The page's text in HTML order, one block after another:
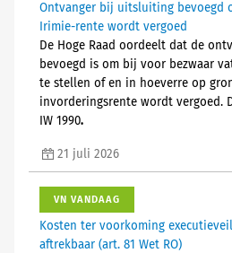
Ontvanger bij uitsluiting bevoegd
Irimie-rente wordt vergoed
De Hoge Raad oordeelt dat de
bevoegd is om bij voor bezwaar
te stellen of en in hoeverre op
invorderingsrente wordt vergoed.
IW 1990.
21 juli 2026
VN VANDAAG
Kosten ter voorkoming
aftrekbaar (art. 81 Wet RO)